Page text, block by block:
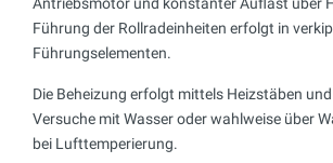
Führung der Rollradeinheiten erfolgt in
Führungselementen.
Die Beheizung erfolgt mittels Heizstäben
Versuche mit Wasser oder wahlweise über
bei Lufttemperierung.